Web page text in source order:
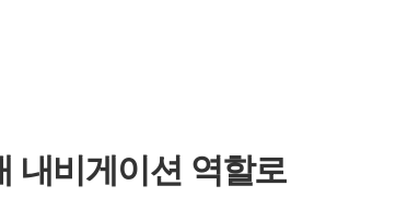
내비게이션 역할로